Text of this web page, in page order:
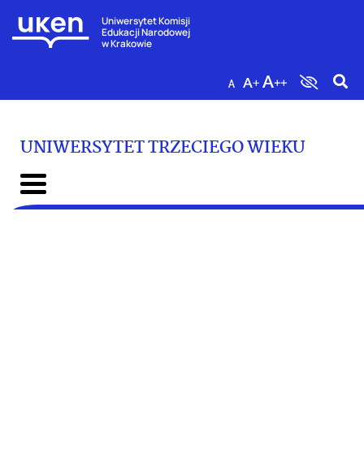
Uniwersytet Komisji
Edukacji Narodowej
w Krakowie
UNIWERSYTET TRZECIEGO WIEKU